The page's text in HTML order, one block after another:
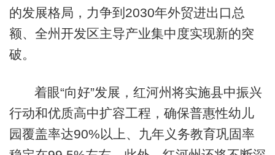
的发展格局，力争到2030年外贸进出口总
额、全州开发区主导产业集中度实现新的突
破。
着眼“向好”发展，红河州将实施县中振兴
行动和优质高中扩容工程，确保普惠性幼儿
园覆盖率达90%以上、九年义务教育巩固率